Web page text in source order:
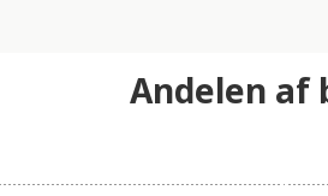
Andelen af